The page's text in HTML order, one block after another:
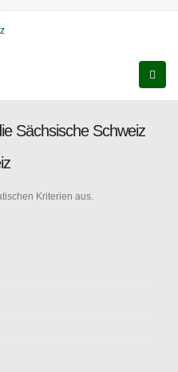
Sächsische Schweiz
Kriterien aus.